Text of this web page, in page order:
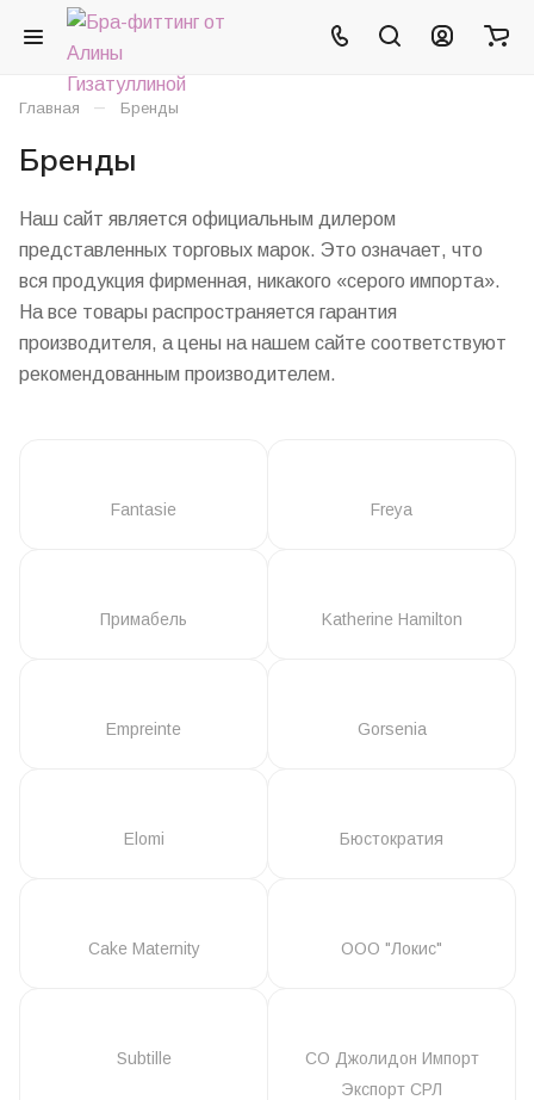
Главная – Бренды
Бренды
Наш сайт является официальным дилером
представленных торговых марок. Это означает, что
вся продукция фирменная, никакого «серого импорта».
На все товары распространяется гарантия
производителя, а цены на нашем сайте соответствуют
рекомендованным производителем.
Fantasie Freya
Примабель Katherine Hamilton
Empreinte Gorsenia
Elomi Бюстократия
Cake Maternity ООО "Локис"
Subtille
СО Джолидон Импорт
Экспорт СРЛ